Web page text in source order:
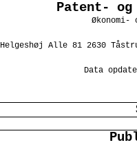
Patent- og
Økonomi-
Helgeshøj Alle 81 2630
Data